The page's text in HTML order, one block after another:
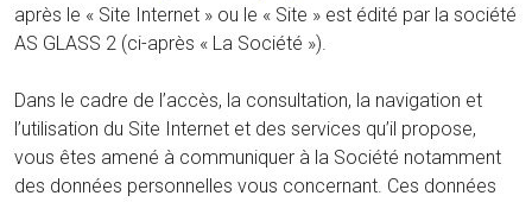
après le « Site Internet » ou le « Site » est édité par la société
AS GLASS 2 (ci-après « La Société »).
Dans le cadre de l’accès, la consultation, la navigation et
l’utilisation du Site Internet et des services qu’il propose,
vous êtes amené à communiquer à la Société notamment
des données personnelles vous concernant. Ces données